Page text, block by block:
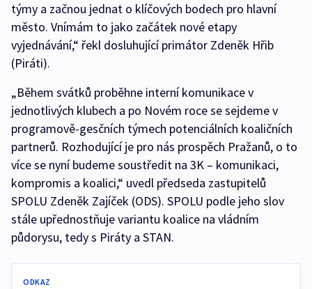
týmy a začnou jednat o klíčových bodech pro hlavní
město. Vnímám to jako začátek nové etapy
vyjednávání,“ řekl dosluhující primátor Zdeněk Hřib
(Piráti).
„Během svátků proběhne interní komunikace v
jednotlivých klubech a po Novém roce se sejdeme v
programově-gesčních týmech potenciálních koaličních
partnerů. Rozhodující je pro nás prospěch Pražanů, o to
více se nyní budeme soustředit na 3K – komunikaci,
kompromis a koalici,“ uvedl předseda zastupitelů
SPOLU Zdeněk Zajíček (ODS). SPOLU podle jeho slov
stále upřednostňuje variantu koalice na vládním
půdorysu, tedy s Piráty a STAN.
ODKAZ